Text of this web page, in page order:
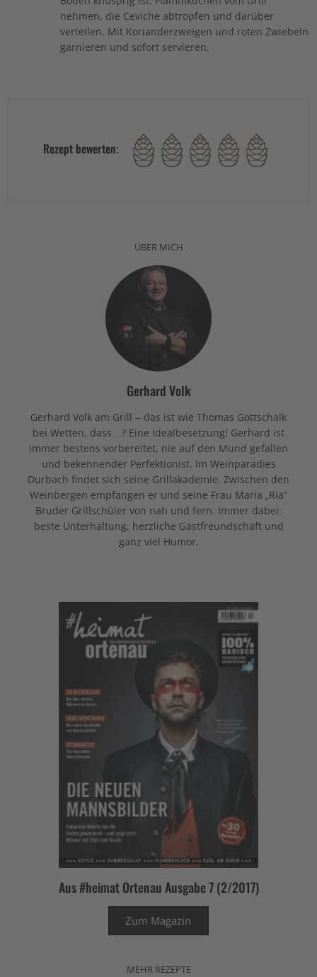
nehmen, die Ceviche abtropfen und darüber
verteilen. Mit Korianderzweigen und roten Zwiebeln
garnieren und sofort servieren.
Rezept bewerten:
ÜBER MICH
Gerhard Volk
Gerhard Volk am Grill – das ist wie Thomas Gottschalk
bei Wetten, dass…? Eine Idealbesetzung! Gerhard ist
immer bestens vorbereitet, nie auf den Mund gefallen
und bekennender Perfektionist. Im Weinparadies
Durbach findet sich seine Grillakademie. Zwischen den
Weinbergen empfangen er und seine Frau Maria „Ria“
Bruder Grillschüler von nah und fern. Immer dabei:
beste Unterhaltung, herzliche Gastfreundschaft und
ganz viel Humor.
Aus #heimat Ortenau Ausgabe 7 (2/2017)
Zum Magazin
MEHR REZEPTE